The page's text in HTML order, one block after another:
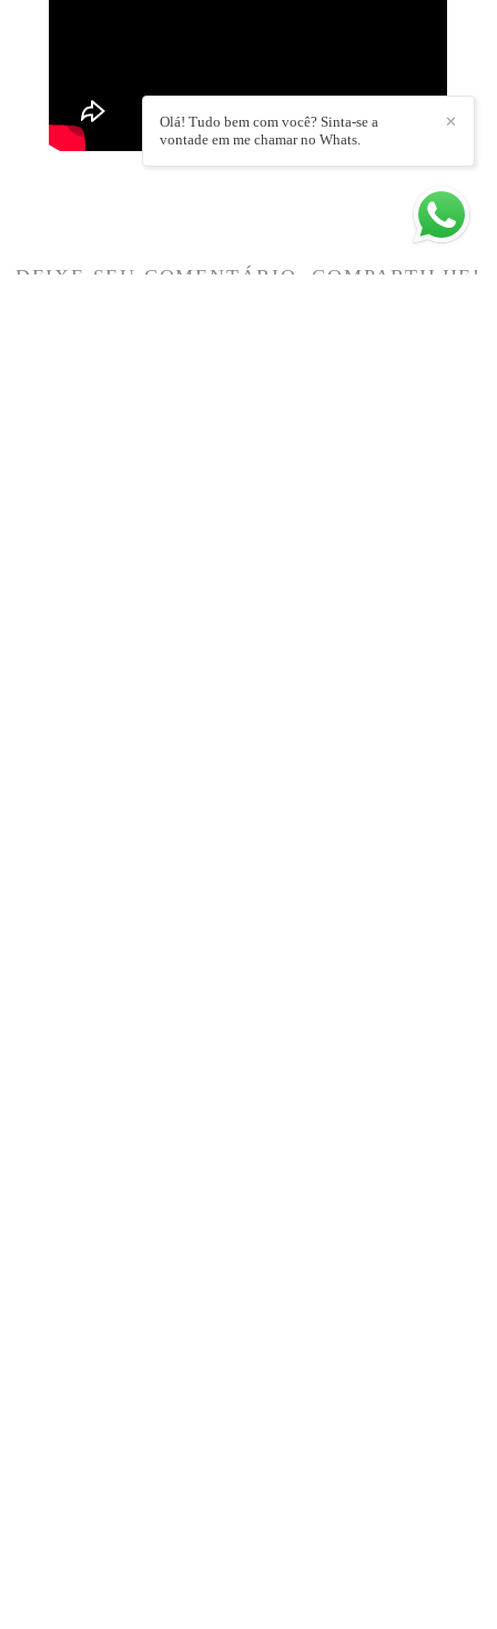
DEIXE SEU COMENTÁRIO, COMPARTILHE!
✕
Olá! Tudo bem com você? Sinta-se a
vontade em me chamar no Whats.